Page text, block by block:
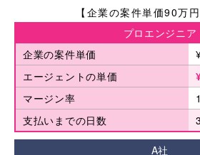
【企業の案件単価90万円
プロエンジニア
企業の案件単価
エージェントの単価
マージン率
支払いまでの日数
A社